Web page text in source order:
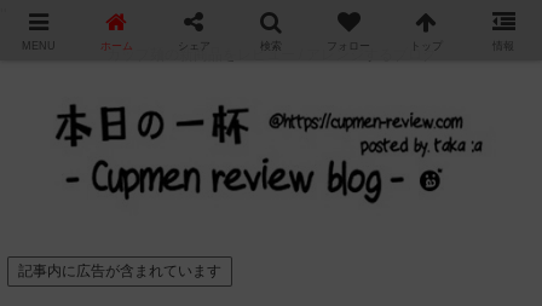
カップ麺の新商品をレビュー / アレンジするブログ
記事内に広告が含まれています
MENU ホーム シェア 検索 フォロー トップ 情報